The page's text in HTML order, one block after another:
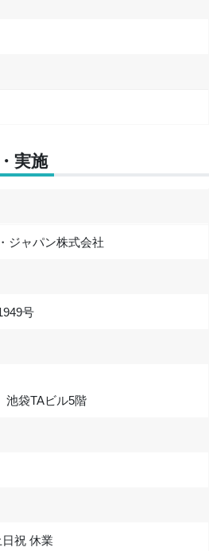
実施
ジャパン株式会社
号
袋TAビル5階
日祝 休業